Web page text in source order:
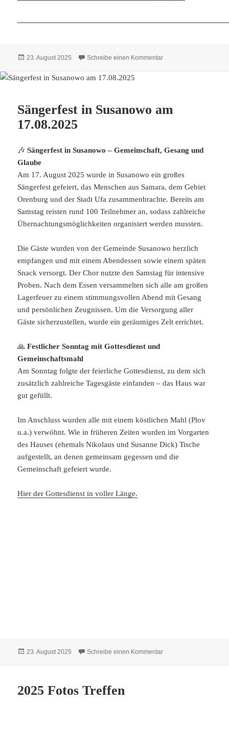
Veröffentlicht
23. August 2025 Schreibe einen Kommentarzu Dimitri Mannikow in
Sängerfest in Susanowo am
17.08.2025
🎶Sängerfest in Susanowo – Gemeinschaft, Gesang und
Glaube
Am 17. August 2025 wurde in Susanowo ein großes
Sängerfest gefeiert, das Menschen aus Samara, dem Gebiet
Orenburg und der Stadt Ufa zusammenbrachte. Bereits am
Samstag reisten rund 100 Teilnehmer an, sodass zahlreiche
Übernachtungsmöglichkeiten organisiert werden mussten.
Die Gäste wurden von der Gemeinde Susanowo herzlich
empfangen und mit einem Abendessen sowie einem späten
Snack versorgt. Der Chor nutzte den Samstag für intensive
Proben. Nach dem Essen versammelten sich alle am großen
Lagerfeuer zu einem stimmungsvollen Abend mit Gesang
und persönlichen Zeugnissen. Um die Versorgung aller
Gäste sicherzustellen, wurde ein geräumiges Zelt errichtet.
🙏Festlicher Sonntag mit Gottesdienst und
Gemeinschaftsmahl
Am Sonntag folgte der feierliche Gottesdienst, zu dem sich
zusätzlich zahlreiche Tagesgäste einfanden – das Haus war
gut gefüllt.
Im Anschluss wurden alle mit einem köstlichen Mahl (Plov
u.a.) verwöhnt. Wie in früheren Zeiten wurden im Vorgarten
des Hauses (ehemals Nikolaus und Susanne Dick) Tische
aufgestellt, an denen gemeinsam gegessen und die
Gemeinschaft gefeiert wurde.
Hier der Gottesdienst in voller Länge.
Veröffentlicht
23. August 2025 Schreibe einen Kommentarzu Sängerfest in
2025 Fotos Treffen